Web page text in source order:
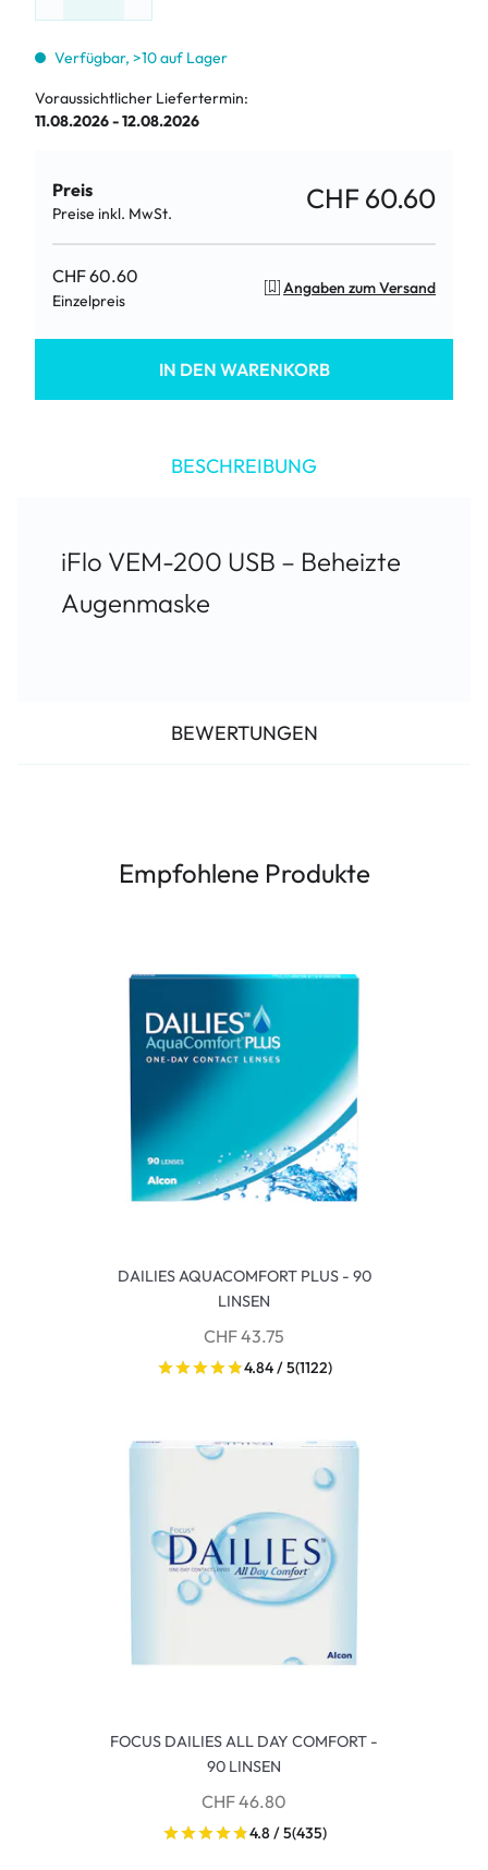
Verfügbar, >10 auf Lager
Voraussichtlicher Liefertermin:
11.08.2026 - 12.08.2026
Preis
Preise inkl. MwSt. CHF 60.60
CHF 60.60
Einzelpreis
Angaben zum Versand
IN DEN WARENKORB
BESCHREIBUNG
iFlo VEM-200 USB – Beheizte
Augenmaske
BEWERTUNGEN
Empfohlene Produkte
DAILIES AQUACOMFORT PLUS - 90
LINSEN
CHF 43.75
4.84 / 5(1122)
FOCUS DAILIES ALL DAY COMFORT -
90 LINSEN
CHF 46.80
4.8 / 5(435)